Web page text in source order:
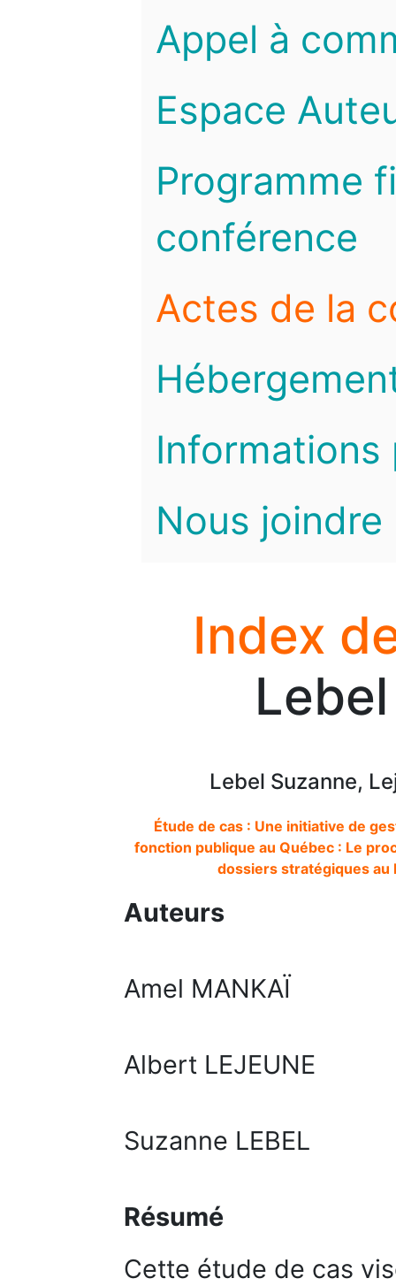
Appel à
Espace
Programme
conférence
Actes de la
Informations
Nous joindre
Index
Lebel Suzanne,
Étude de cas : Une initiative de
fonction publique au Québec : Le
dossiers stratégiques au
Auteurs
Amel MANKAÏ
Albert LEJEUNE
Suzanne LEBEL
Résumé
Cette étude de cas